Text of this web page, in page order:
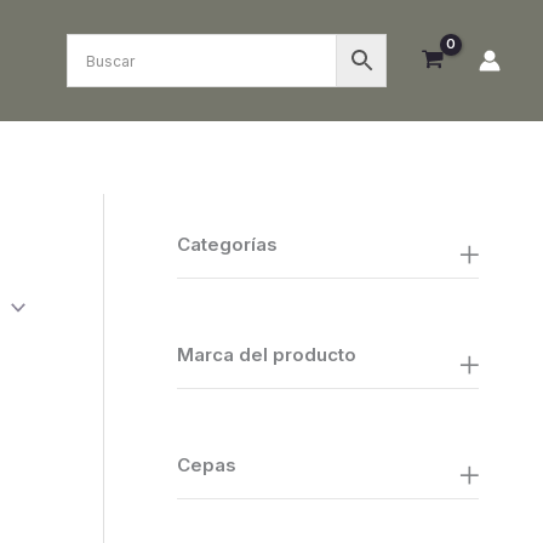
Categorías
Marca del producto
Cepas